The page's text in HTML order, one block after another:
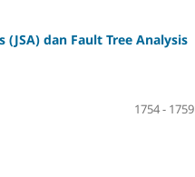
dan Fault Tree Analysis
1754 - 1759